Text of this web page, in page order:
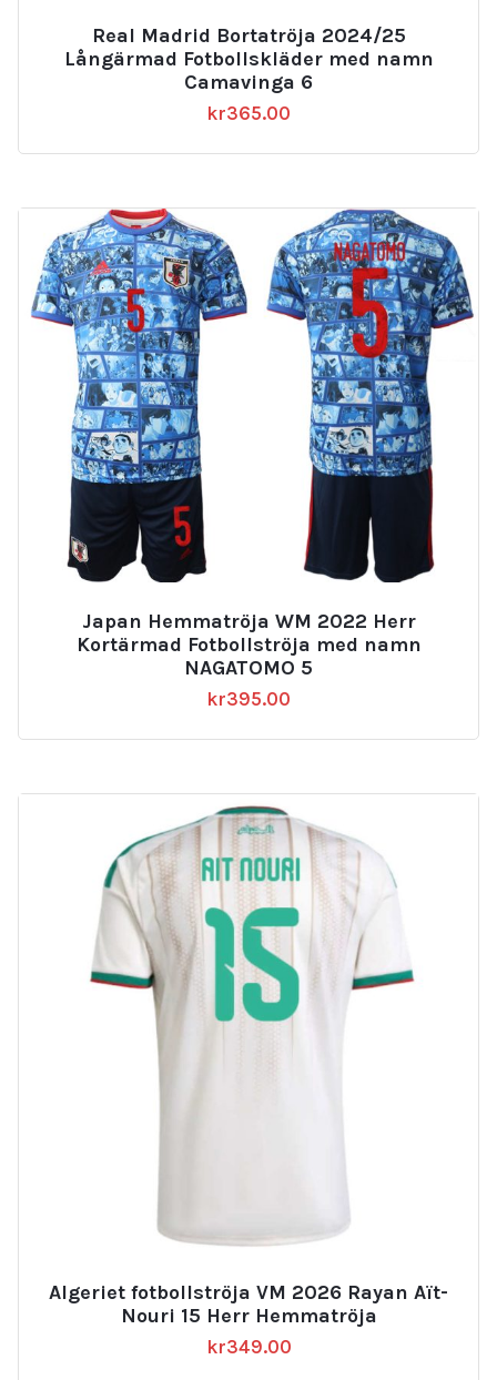
Real Madrid Bortatröja 2024/25
Långärmad Fotbollskläder med namn
Camavinga 6
kr365.00
Japan Hemmatröja WM 2022 Herr
Kortärmad Fotbollströja med namn
NAGATOMO 5
kr395.00
Algeriet fotbollströja VM 2026 Rayan Aït-
Nouri 15 Herr Hemmatröja
kr349.00